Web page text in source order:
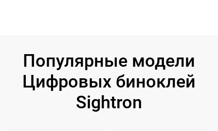
Популярные модели
Цифровых биноклей
Sightron